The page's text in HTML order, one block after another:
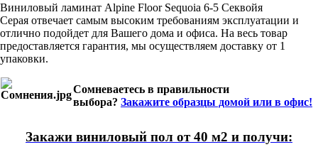
Виниловый ламинат Alpine Floor Sequoia 6-5 Секвойя
Серая отвечает самым высоким требованиям эксплуатации и
отлично подойдет для Вашего дома и офиса. На весь товар
предоставляется гарантия, мы осуществляем доставку от 1
упаковки.
Сомневаетесь в правильности
выбора? Закажите образцы домой или в офис!
Закажи виниловый пол от 40 м2 и получи: